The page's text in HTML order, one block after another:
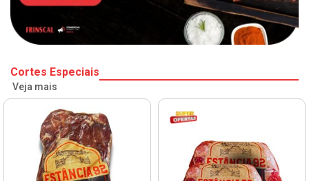
Cortes Especiais
Veja mais